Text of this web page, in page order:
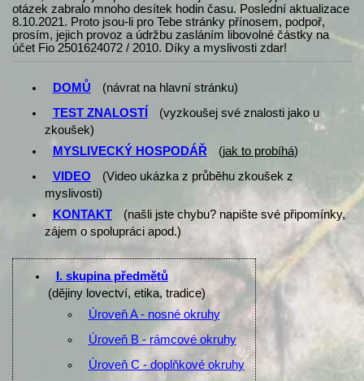
otázek zabralo mnoho desítek hodin času. Poslední aktualizace
8.10.2021. Proto jsou-li pro Tebe stránky přínosem, podpoř,
prosím, jejich provoz a údržbu zasláním libovolné částky na
účet Fio 2501624072 / 2010. Díky a myslivosti zdar!
DOMŮ
(návrat na hlavní stránku)
TEST ZNALOSTÍ
(vyzkoušej své znalosti jako u
zkoušek)
MYSLIVECKÝ HOSPODÁŘ
(jak to probíhá)
VIDEO
(Video ukázka z průběhu zkoušek z
myslivosti)
KONTAKT
(našli jste chybu? napište své připomínky,
zájem o spolupráci apod.)
I. skupina předmětů
(dějiny lovectví, etika, tradice)
Úroveň A - nosné okruhy
Úroveň B - rámcové okruhy
Úroveň C - doplňkové okruhy